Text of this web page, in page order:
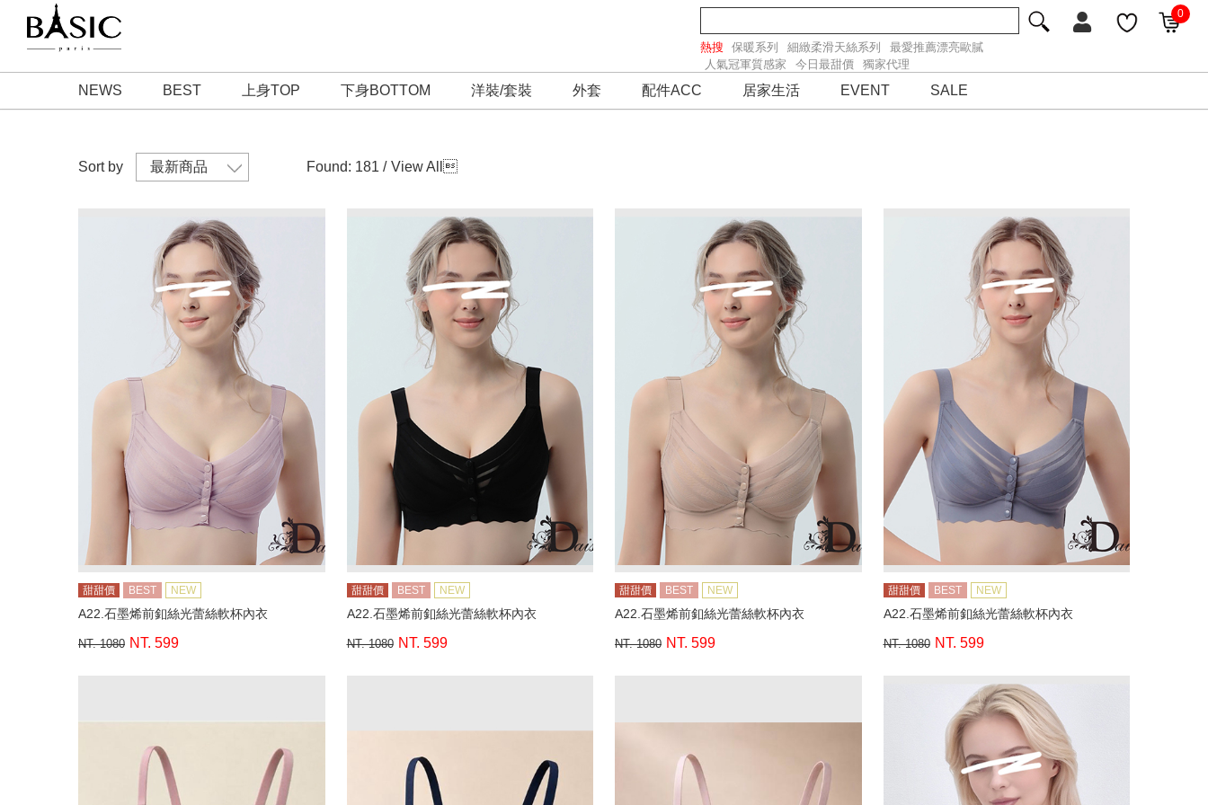
0
NEWS BEST 上身TOP 下身BOTTOM 洋裝/套裝 外套 配件ACC 居家生活 EVENT SALE
熱搜 保暖系列 細緻柔滑天絲系列
最愛推薦漂亮歐膩
人氣冠軍質感家
今日最甜價 獨家代理
Sort by Found: 181 / View All 
甜甜價 BEST NEW
A22.石墨烯前釦絲光蕾絲軟杯內衣
NT. 1080 NT. 599
甜甜價 BEST NEW
A22.石墨烯前釦絲光蕾絲軟杯內衣
NT. 1080 NT. 599
甜甜價 BEST NEW
A22.石墨烯前釦絲光蕾絲軟杯內衣
NT. 1080 NT. 599
甜甜價 BEST NEW
A22.石墨烯前釦絲光蕾絲軟杯內衣
NT. 1080 NT. 599